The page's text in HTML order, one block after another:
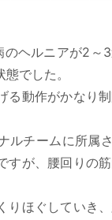
ヘルニアが2～
でした。
る動作がかなり
ルチームに所属
すが、腰回りの
りほぐしていき